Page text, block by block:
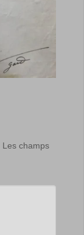
Les champs